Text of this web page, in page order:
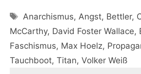
Schlagwörter
Anarchismus, Angst, Bettler,
McCarthy, David Foster Wallace,
Faschismus, Max Hoelz,
Tauchboot, Titan, Volker Weiß